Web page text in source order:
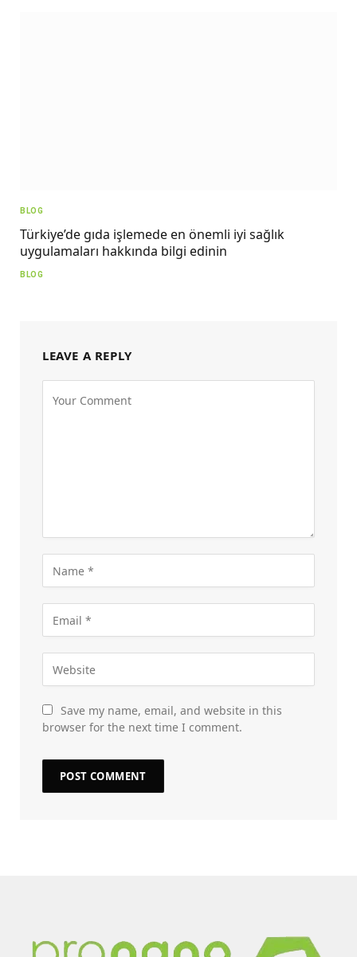
BLOG
Türkiye’de gıda işlemede en önemli iyi sağlık
uygulamaları hakkında bilgi edinin
BLOG
LEAVE A REPLY
Save my name, email, and website in this
browser for the next time I comment.